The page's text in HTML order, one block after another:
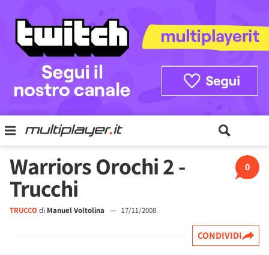
0
Warriors Orochi 2 -
Trucchi
TRUCCO di Manuel Voltolina — 17/11/2008
CONDIVIDI